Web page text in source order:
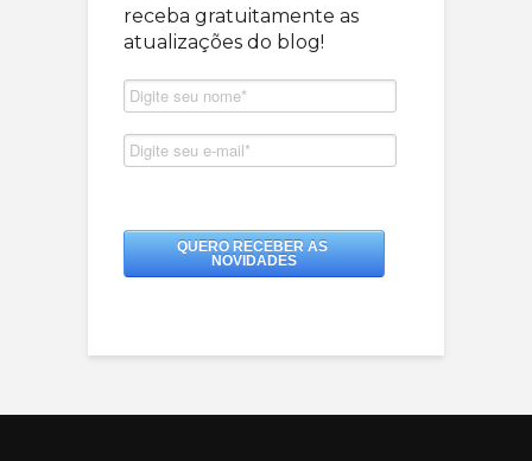
receba gratuitamente as
atualizações do blog!